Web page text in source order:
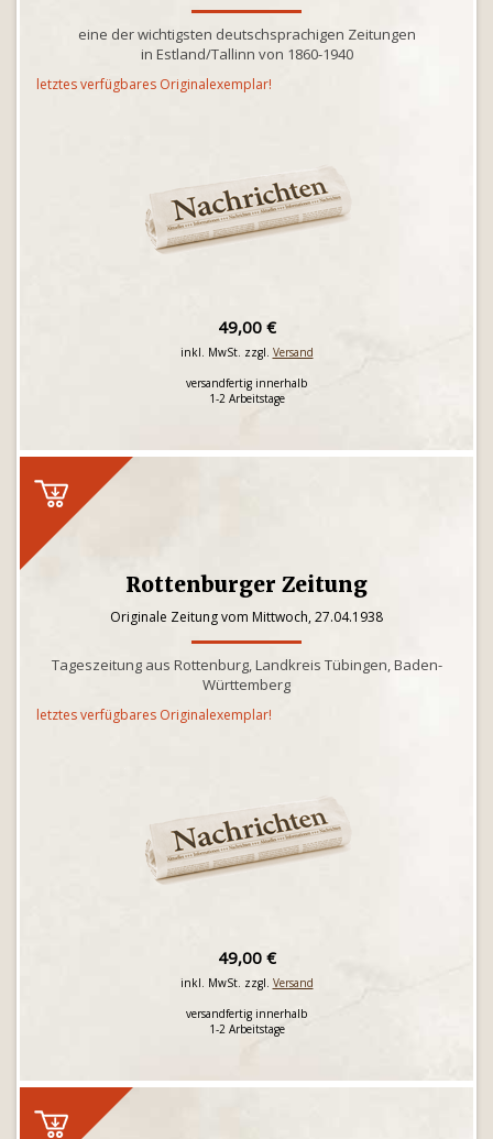
eine der wichtigsten deutschsprachigen Zeitungen
in Estland/Tallinn von 1860-1940
letztes verfügbares Originalexemplar!
49,00 €
inkl. MwSt. zzgl. Versand
versandfertig innerhalb
1-2 Arbeitstage
Rottenburger Zeitung
Originale Zeitung vom Mittwoch, 27.04.1938
Tageszeitung aus Rottenburg, Landkreis Tübingen, Baden-
Württemberg
letztes verfügbares Originalexemplar!
49,00 €
inkl. MwSt. zzgl. Versand
versandfertig innerhalb
1-2 Arbeitstage